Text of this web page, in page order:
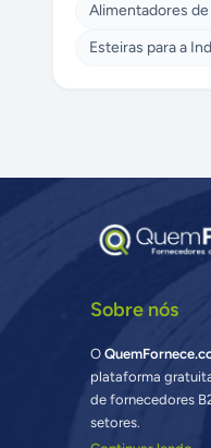
Alimentadores de
Esteiras para a
Sobre nós
O
plataforma
de fornecedores
setores.